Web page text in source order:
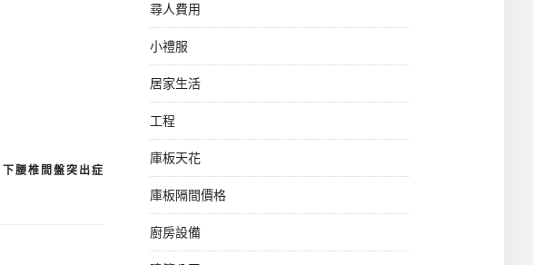
下腰椎間盤突出症
尋人費用
小禮服
居家生活
工程
庫板天花
庫板隔間價格
廚房設備